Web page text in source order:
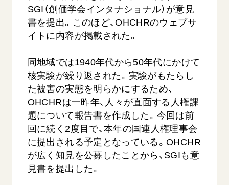
釈尊～法華経
日蓮大聖人
初代会長・牧口常三郎先生
第2代会長・戸田城聖先生
第3代会長・池田大作先生
仏法を語る
主な行事
年間の活動について
友人葬
彼岸
「人権文化」「ジェンダー平等」を促進
「持続可能な開発目標（SDGs）」の取り組み
人道支援
音楽活動
展示活動
教育本部の活動
世界の創価学会の歴史
基本情報
創価学会 会憲
創価学会 社会憲章
組織・機構
会長・理事長・各部長の紹介
沿革
略年表
入会について
関連団体
会員サポート
座談会御書ｅ講義
小説『新・人間革命』『人間革命』要旨
御書検索［新版］
関連リンク
墓地公園・納骨堂
聖教電子版
聖教ブックストア
soka youth media
ご利用にあたって
SGI（創価学会インタナショナル）が意見
書を提出。このほど、OHCHRのウェブサ
イトに内容が掲載された。
同地域では1940年代から50年代にかけて
核実験が繰り返された。実験がもたらし
た被害の実態を明らかにするため、
OHCHRは一昨年、人々が直面する人権課
題について報告書を作成した。今回は前
回に続く2度目で、本年の国連人権理事会
に提出される予定となっている。OHCHR
が広く知見を公募したことから、SGIも意
見書を提出した。